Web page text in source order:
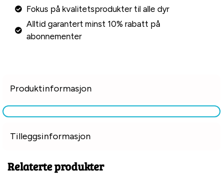
Fokus på kvalitetsprodukter til alle dyr
Alltid garantert minst 10% rabatt på
abonnementer
Produktinformasjon
Tilleggsinformasjon
Relaterte produkter